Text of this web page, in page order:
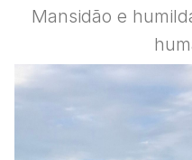
Mansidão e